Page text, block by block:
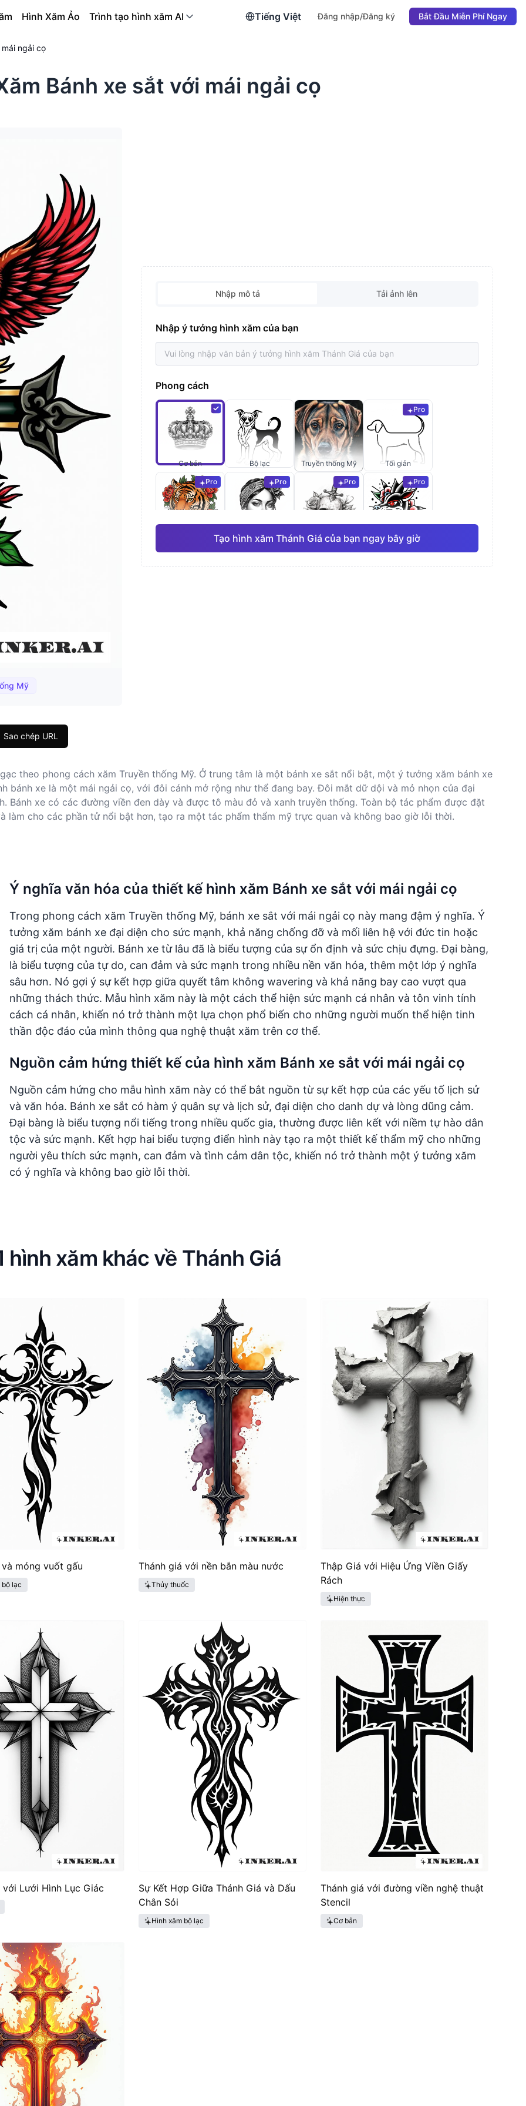
Tiếng Việt Đăng nhập/Đăng ký Bắt Đầu Miễn Phí Ngay
Hình Xăm Ảo Trình tạo hình xăm AI
ngải cọ
Bánh xe sắt với mái ngải cọ
Mỹ
Nhập mô tả Tải ảnh lên
Nhập ý tưởng hình xăm của bạn
Phong cách
Cơ bản Bộ lạc Truyền thống Mỹ
Pro
Tối giản
Pro
Nhật Bản
Pro
Màu nước
Pro
Đường nét mảnh
Pro
Anime
Tạo hình xăm Thánh Giá của bạn ngay bây giờ
Sao chép URL
theo phong cách xăm Truyền thống Mỹ. Ở trung tâm là một bánh xe sắt nổi bật, một ý tưởng xăm bánh xe
bánh xe là một mái ngải cọ, với đôi cánh mở rộng như thể đang bay. Đôi mắt dữ dội và mỏ nhọn của đại
Bánh xe có các đường viền đen dày và được tô màu đỏ và xanh truyền thống. Toàn bộ tác phẩm được đặt
làm cho các phần tử nổi bật hơn, tạo ra một tác phẩm thẩm mỹ trực quan và không bao giờ lỗi thời.
Ý nghĩa văn hóa của thiết kế hình xăm Bánh xe sắt với mái ngải cọ
Trong phong cách xăm Truyền thống Mỹ, bánh xe sắt với mái ngải cọ này mang đậm ý nghĩa. Ý
tưởng xăm bánh xe đại diện cho sức mạnh, khả năng chống đỡ và mối liên hệ với đức tin hoặc
giá trị của một người. Bánh xe từ lâu đã là biểu tượng của sự ổn định và sức chịu đựng. Đại bàng,
là biểu tượng của tự do, can đảm và sức mạnh trong nhiều nền văn hóa, thêm một lớp ý nghĩa
sâu hơn. Nó gợi ý sự kết hợp giữa quyết tâm không wavering và khả năng bay cao vượt qua
những thách thức. Mẫu hình xăm này là một cách thể hiện sức mạnh cá nhân và tôn vinh tính
cách cá nhân, khiến nó trở thành một lựa chọn phổ biến cho những người muốn thể hiện tinh
thần độc đáo của mình thông qua nghệ thuật xăm trên cơ thể.
Nguồn cảm hứng thiết kế của hình xăm Bánh xe sắt với mái ngải cọ
Nguồn cảm hứng cho mẫu hình xăm này có thể bắt nguồn từ sự kết hợp của các yếu tố lịch sử
và văn hóa. Bánh xe sắt có hàm ý quân sự và lịch sử, đại diện cho danh dự và lòng dũng cảm.
Đại bàng là biểu tượng nổi tiếng trong nhiều quốc gia, thường được liên kết với niềm tự hào dân
tộc và sức mạnh. Kết hợp hai biểu tượng điển hình này tạo ra một thiết kế thẩm mỹ cho những
người yêu thích sức mạnh, can đảm và tình cảm dân tộc, khiến nó trở thành một ý tưởng xăm
có ý nghĩa và không bao giờ lỗi thời.
hình xăm khác về Thánh Giá
móng vuốt gấu
bộ lạc
Thánh giá với nền bắn màu nước
Thủy thuốc
Thập Giá với Hiệu Ứng Viền Giấy
Rách
Hiện thực
với Lưới Hình Lục Giác
Sự Kết Hợp Giữa Thánh Giá và Dấu
Chân Sói
Hình xăm bộ lạc
Thánh giá với đường viền nghệ thuật
Stencil
Cơ bản